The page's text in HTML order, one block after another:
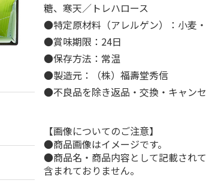
糖、寒天／トレハロース
●特定原材料（アレルゲン）：小麦
●賞味期限：24日
●保存方法：常温
●製造元：（株）福壽堂秀信
●不良品を除き返品・交換・キャン
【画像についてのご注意】
●商品画像はイメージです。
●商品名・商品内容として記載され
含まれておりません。